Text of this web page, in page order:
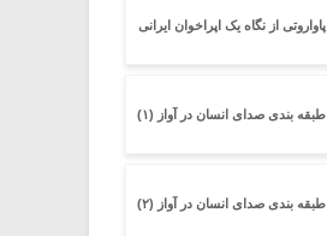
پاواروتی از نگاه یک اپراخوان ایرانی
طبقه بندی صدای انسان در آواز (۱)
طبقه بندی صدای انسان در آواز (۲)